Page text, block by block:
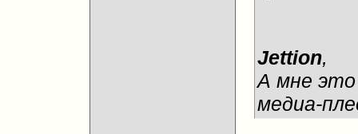
Jettion,
А мне это
медиа-